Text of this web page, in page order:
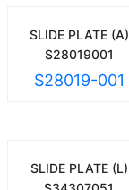
SLIDE PLATE (A)
S28019001
S28019-001
SLIDE PLATE (L)